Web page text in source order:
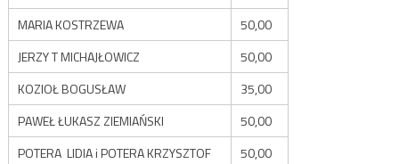
MARIA KOSTRZEWA
50,00
JERZY T MICHAJŁOWICZ
50,00
KOZIOŁ BOGUSŁAW
35,00
PAWEŁ ŁUKASZ ZIEMIAŃSKI
50,00
POTERA LIDIA i POTERA KRZYSZTOF
50,00